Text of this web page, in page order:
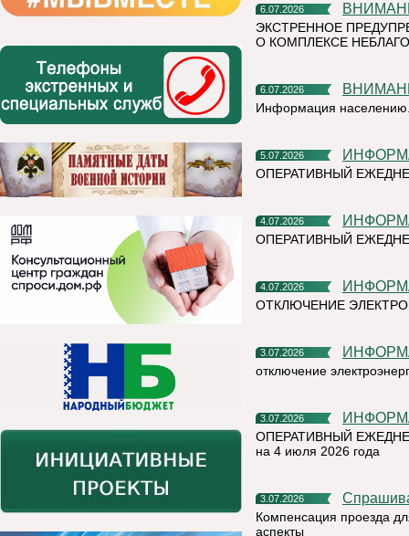
6.07.2026
ЭКСТРЕННОЕ
О КОМПЛЕКСЕ
6.07.2026
Информация
5.07.2026
ОПЕРАТИВНЫЙ
4.07.2026
ОПЕРАТИВНЫЙ
4.07.2026
ОТКЛЮЧЕНИЕ
3.07.2026
отключение
3.07.2026
ОПЕРАТИВНЫЙ
на 4 июля 2026 года
3.07.2026
Компенсация проезда
аспекты